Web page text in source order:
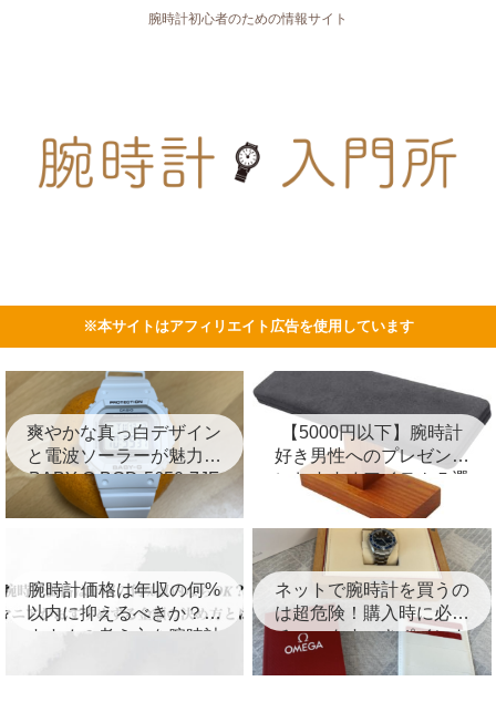
腕時計初心者のための情報サイト
※本サイトはアフィリエイト広告を使用しています
爽やかな真っ白デザイン
と電波ソーラーが魅力の
BABY-G BGD-5650-7JF
を徹底レビュー！
【5000円以下】腕時計
好き男性へのプレゼント
におすすめアイテム５選
を紹介！
腕時計価格は年収の何%
以内に抑えるべきか？お
すすめの考え方を腕時計
ネットで腕時計を買うの
は超危険！購入時に必ず
チェックすべきポイント
を徹底解説